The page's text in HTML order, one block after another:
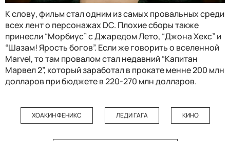
К слову, фильм стал одним из самых провальных среди
всех лент о персонажах DC. Плохие сборы также
принесли “Морбиус” с Джаредом Лето, “Джона Хекс” и
“Шазам! Ярость богов”. Если же говорить о вселенной
Marvel, то там провалом стал недавний “Капитан
Марвел 2”, который заработал в прокате менне 200 млн
долларов при бюджете в 220-270 млн долларов.
ХОАКИН ФЕНИКС ЛЕДИ ГАГА КИНО